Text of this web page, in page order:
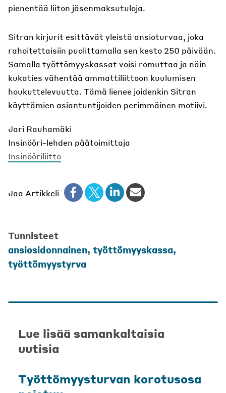
pienentää liiton jäsenmaksutuloja.
Sitran kirjurit esittävät yleistä ansioturvaa, joka
rahoitettaisiin puolittamalla sen kesto 250 päivään.
Samalla työttömyyskassat voisi romuttaa ja näin
kukaties vähentää ammattiliittoon kuulumisen
houkuttelevuutta. Tämä lienee joidenkin Sitran
käyttämien asiantuntijoiden perimmäinen motiivi.
Jari Rauhamäki
Insinööri-lehden päätoimittaja
Insinööriliitto
Jaa Artikkeli
Tunnisteet
ansiosidonnainen, työttömyyskassa,
työttömyystyrva
Lue lisää samankaltaisia
uutisia
Työttömyysturvan korotusosa